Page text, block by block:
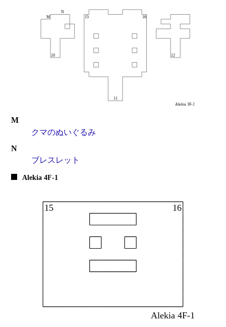
M
クマのぬいぐるみ
N
ブレスレット
Alekia 4F-1